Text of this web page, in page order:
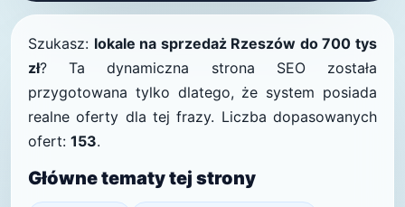
Szukasz: lokale na sprzedaż Rzeszów do 700 tys
zł? Ta dynamiczna strona SEO została
przygotowana tylko dlatego, że system posiada
realne oferty dla tej frazy. Liczba dopasowanych
ofert: 153.
Główne tematy tej strony